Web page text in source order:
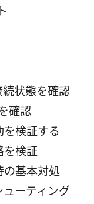
状態を確認
確認
を検証する
を検証
の基本対処
ーティング